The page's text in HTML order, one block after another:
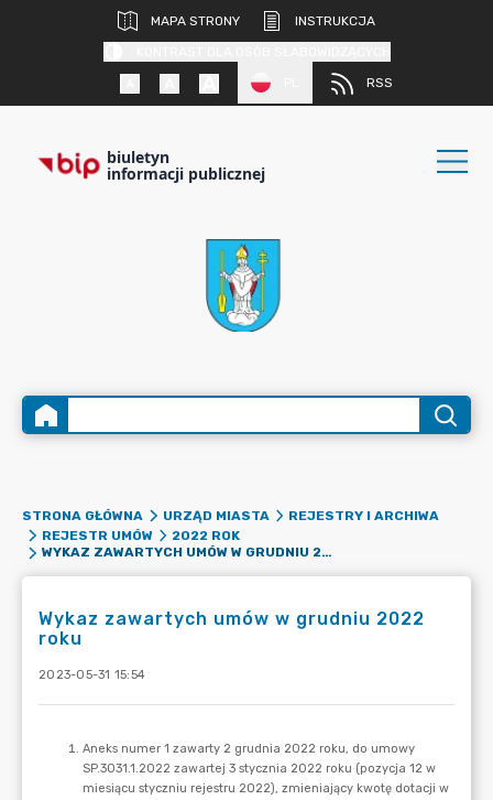
MAPA STRONY
INSTRUKCJA
RSS
biuletyn
informacji publicznej
STRONA GŁÓWNA URZĄD MIASTA
REJESTRY I ARCHIWA
REJESTR UMÓW
2022 ROK
WYKAZ ZAWARTYCH UMÓW W GRUDNIU 2022 ROKU
Wykaz zawartych umów w grudniu 2022
roku
2023-05-31 15:54